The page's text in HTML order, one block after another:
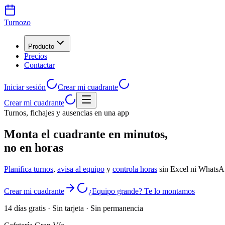
Turnozo
Producto
Precios
Contactar
Iniciar sesión
Crear mi cuadrante
Crear mi cuadrante
Turnos, fichajes y ausencias en una app
Monta el cuadrante en minutos,
no en horas
Planifica turnos, avisa al equipo y controla horas sin Excel ni
Crear mi cuadrante
¿Equipo grande? Te lo montamos
14 días gratis · Sin tarjeta · Sin permanencia